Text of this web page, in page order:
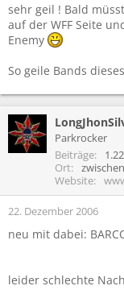
sehr geil ! Bald
auf der WFF Seite
Enemy
So geile Bands
Parkrocker
Beiträge
Ort
Website
22. Dezember 2006
neu mit dabei:
leider schlechte